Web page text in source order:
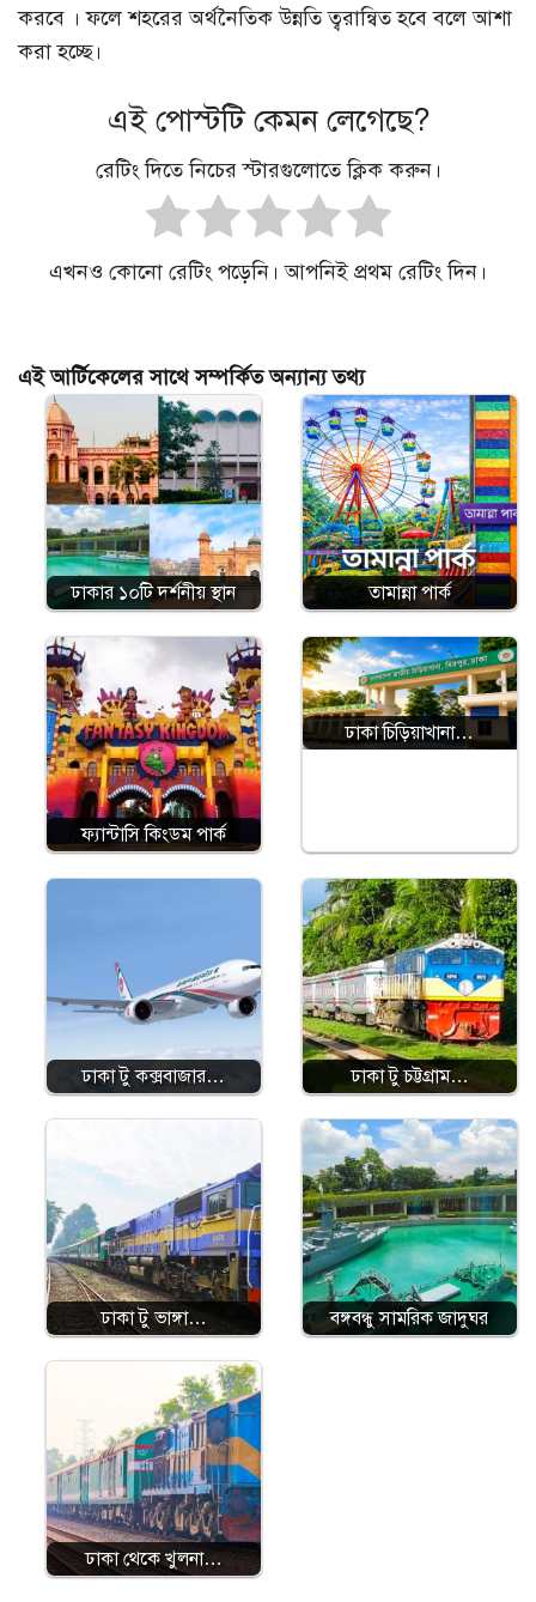
করবে । ফলে শহরের অর্থনৈতিক উন্নতি ত্বরান্বিত হবে বলে আশা
করা হচ্ছে।
এই পোস্টটি কেমন লেগেছে?
রেটিং দিতে নিচের স্টারগুলোতে ক্লিক করুন।
এখনও কোনো রেটিং পড়েনি। আপনিই প্রথম রেটিং দিন।
এই আর্টিকেলের সাথে সম্পর্কিত অন্যান্য তথ্য
ঢাকার ১০টি দর্শনীয় স্থান তামান্না পার্ক
ফ্যান্টাসি কিংডম পার্ক
ঢাকা চিড়িয়াখানা…
ঢাকা টু কক্সবাজার… ঢাকা টু চট্টগ্রাম…
ঢাকা টু ভাঙ্গা… বঙ্গবন্ধু সামরিক জাদুঘর
ঢাকা থেকে খুলনা…